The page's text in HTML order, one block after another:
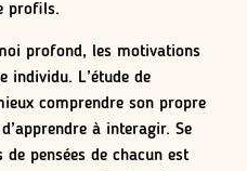
profils.
profond, les motivations
individu. L’étude de
comprendre son propre
à interagir. Se
pensées de chacun est